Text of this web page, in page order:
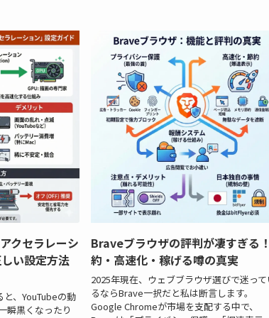
クセラレーシ
い設定方法
、YouTubeの動
瞬黒くなったり
Braveブラウザの評判が凄すぎる
約・高速化・稼げる噂の真実
2025年現在、ウェブブラウザ選びで迷っ
るならBrave一択だと私は断言します。
Google Chromeが市場を支配する中で、